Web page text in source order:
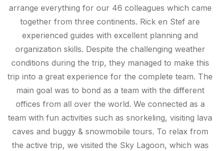
arrange everything for our 46 colleagues which came
together from three continents. Rick en Stef are
experienced guides with excellent planning and
organization skills. Despite the challenging weather
conditions during the trip, they managed to make this
trip into a great experience for the complete team. The
main goal was to bond as a team with the different
offices from all over the world. We connected as a
team with fun activities such as snorkeling, visiting lava
caves and buggy & snowmobile tours. To relax from
the active trip, we visited the Sky Lagoon, which was